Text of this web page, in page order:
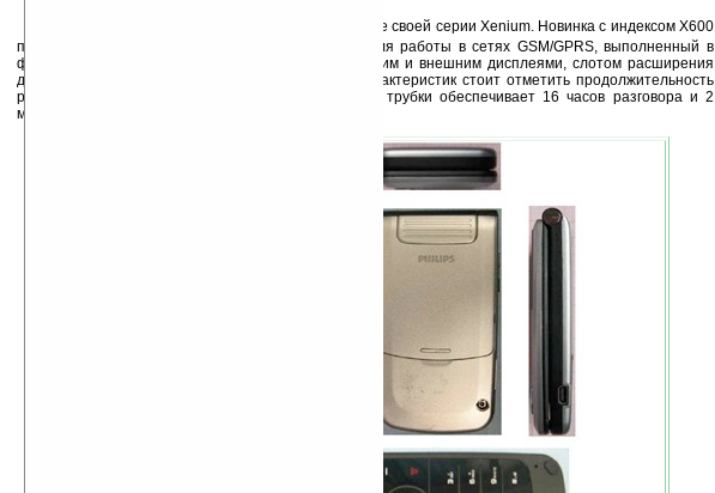
омпания Philips вскоре выпустит пополнение своей серии Xenium. Новинка с индексом X600
представляет собой довольно простой телефон для работы в сетях GSM/GPRS, выполненный в
форм-факторе раскладушки, оснащённый внутренним и внешним дисплеями, слотом расширения
для карт памяти microSD. Из других известных характеристик стоит отметить продолжительность
работы устройства. Невероятно, но батарея этой трубки обеспечивает 16 часов разговора и 2
месяца работы в режиме ожидания.